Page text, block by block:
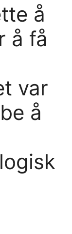
å
å få
var
å